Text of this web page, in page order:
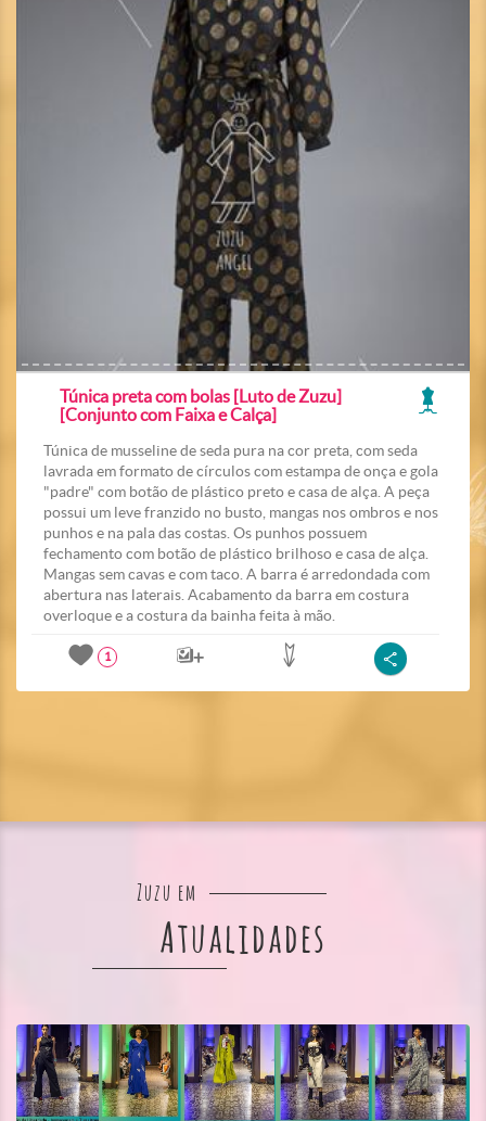
Túnica preta com bolas [Luto de Zuzu]
[Conjunto com Faixa e Calça]
Túnica de musseline de seda pura na cor preta, com seda
lavrada em formato de círculos com estampa de onça e gola
"padre" com botão de plástico preto e casa de alça. A peça
possui um leve franzido no busto, mangas nos ombros e nos
punhos e na pala das costas. Os punhos possuem
fechamento com botão de plástico brilhoso e casa de alça.
Mangas sem cavas e com taco. A barra é arredondada com
abertura nas laterais. Acabamento da barra em costura
overloque e a costura da bainha feita à mão.
1
Zuzu em
Atualidades